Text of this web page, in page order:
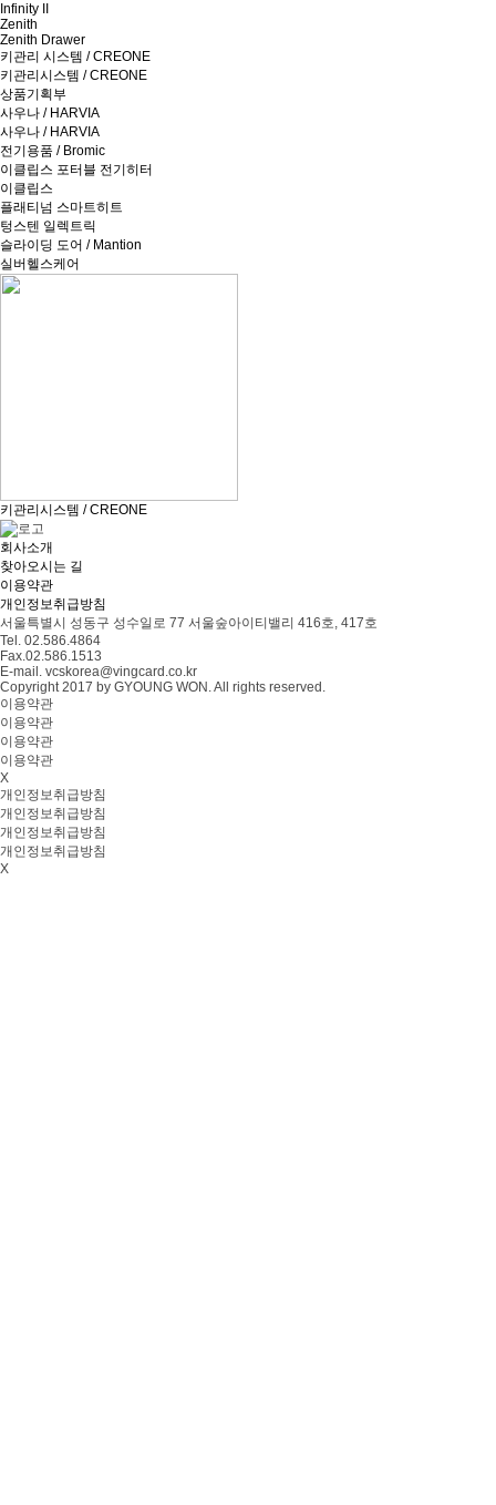
Infinity II
Zenith
Zenith Drawer
키관리 시스템 / CREONE
키관리시스템 / CREONE
상품기획부
사우나 / HARVIA
사우나 / HARVIA
전기용품 / Bromic
이클립스 포터블 전기히터
이클립스
플래티넘 스마트히트
텅스텐 일렉트릭
슬라이딩 도어 / Mantion
실버헬스케어
키관리시스템 / CREONE
회사소개
찾아오시는 길
이용약관
개인정보취급방침
서울특별시 성동구 성수일로 77 서울숲아이티밸리 416호, 417호
Tel. 02.586.4864
Fax.02.586.1513
E-mail. vcskorea@vingcard.co.kr
Copyright 2017 by GYOUNG WON. All rights reserved.
이용약관
이용약관
이용약관
이용약관
X
개인정보취급방침
개인정보취급방침
개인정보취급방침
개인정보취급방침
X